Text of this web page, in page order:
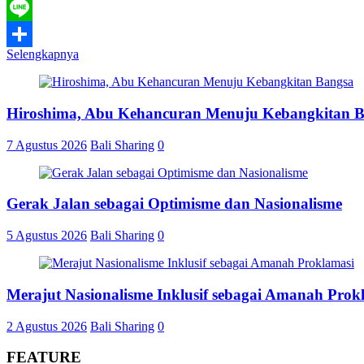
WhatsApp
Line
Share
Selengkapnya
Hiroshima, Abu Kehancuran Menuju Kebangkitan
7 Agustus 2026 Bali Sharing 0
Gerak Jalan sebagai Optimisme dan Nasionalisme
5 Agustus 2026 Bali Sharing 0
Merajut Nasionalisme Inklusif sebagai Amanah
2 Agustus 2026 Bali Sharing 0
FEATURE